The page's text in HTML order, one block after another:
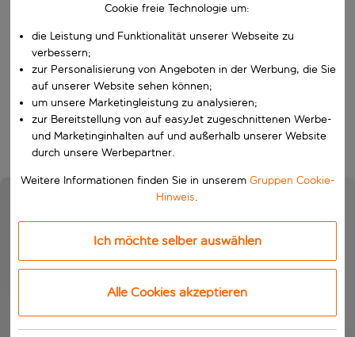
W&auml;hle ein Ab- und R&uuml;ckflugdatum aus.
Wähle deine Reisedaten
Wer
Suchen
Cookie freie Technologie um:
die Leistung und Funktionalität unserer Webseite zu
verbessern;
zur Personalisierung von Angeboten in der Werbung, die Sie
auf unserer Website sehen können;
um unsere Marketingleistung zu analysieren;
zur Bereitstellung von auf easyJet zugeschnittenen Werbe-
und Marketinginhalten auf und außerhalb unserer Website
durch unsere Werbepartner.
Weitere Informationen finden Sie in unserem Gruppen Cookie-
Hinweis.
Ich möchte selber auswählen
Alle Cookies akzeptieren